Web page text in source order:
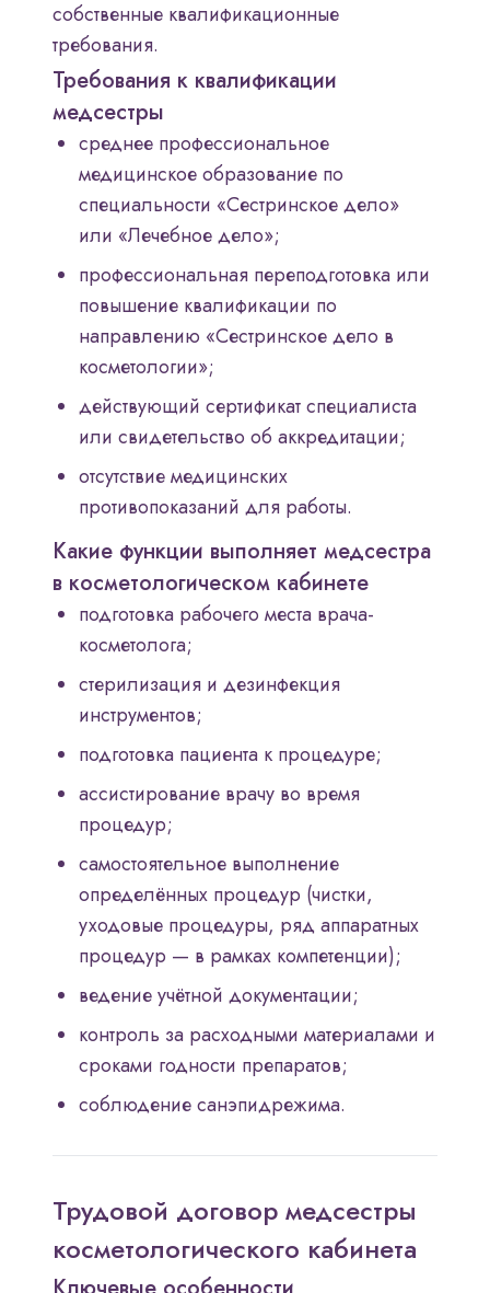
собственные квалификационные
требования.
Требования к квалификации
медсестры
среднее профессиональное
медицинское образование по
специальности «Сестринское дело»
или «Лечебное дело»;
профессиональная переподготовка или
повышение квалификации по
направлению «Сестринское дело в
косметологии»;
действующий сертификат специалиста
или свидетельство об аккредитации;
отсутствие медицинских
противопоказаний для работы.
Какие функции выполняет медсестра
в косметологическом кабинете
подготовка рабочего места врача-
косметолога;
стерилизация и дезинфекция
инструментов;
подготовка пациента к процедуре;
ассистирование врачу во время
процедур;
самостоятельное выполнение
определённых процедур (чистки,
уходовые процедуры, ряд аппаратных
процедур — в рамках компетенции);
ведение учётной документации;
контроль за расходными материалами и
сроками годности препаратов;
соблюдение санэпидрежима.
Трудовой договор медсестры
косметологического кабинета